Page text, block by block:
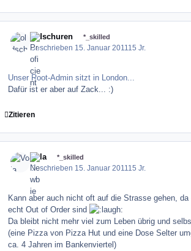
oldschuren *_skilled
Geschrieben 15. Januar 2011 15 Jr.
Unser Root-Admin sitzt in London...
Dafür ist er aber auf Zack... :)
Zitieren
Vola *_skilled
Geschrieben 15. Januar 2011 15 Jr.
Kann aber auch nicht oft auf die Strasse gehen,
echt Out of Order sind
Da bleibt nicht mehr viel zum Leben übrig und
(eine Pizza von Pizza Hut und eine Dose Selter
ca. 4 Jahren im Bankenviertel)